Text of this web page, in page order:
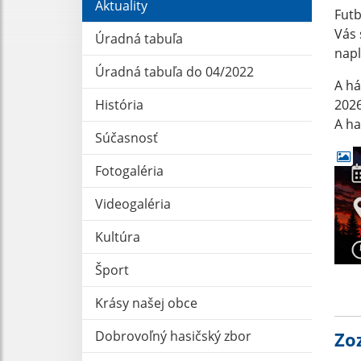
Aktuality
Úradná tabuľa
Úradná tabuľa do 04/2022
História
Súčasnosť
Fotogaléria
Videogaléria
Kultúra
Šport
Krásy našej obce
Dobrovoľný hasičský zbor
A
A